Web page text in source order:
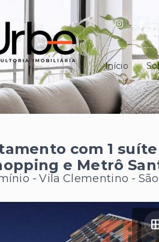
Início
com 1
e Metrô
-Vila Clementino -